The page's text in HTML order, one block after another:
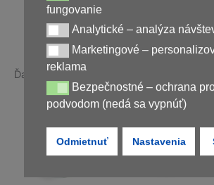
fungovanie
Analytické – analýza návštevnosti
Analytické – analýza
Marketingové – personalizovaná
Marketingové –
reklama
Bezpečnostné – ochrana proti
Bezpečnostné – ochrana
podvodom (nedá sa vypnúť)
Odmietnuť Nastavenia
Ďalšie produkty v rovnakej kategórii:
NEDOSTUPNÝ NEDOSTUPNÝ